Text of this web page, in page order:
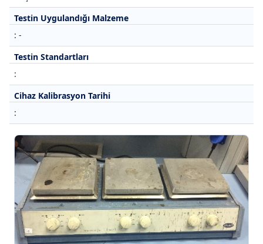
Testin Uygulandığı Malzeme
: -
Testin Standartları
:
Cihaz Kalibrasyon Tarihi
: